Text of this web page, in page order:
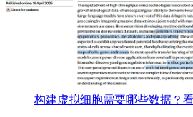
构建虚拟细胞需要哪些数据？